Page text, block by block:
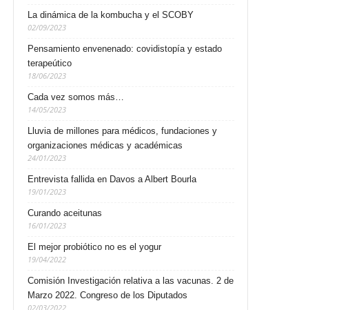
La dinámica de la kombucha y el SCOBY
02/09/2023
Pensamiento envenenado: covidistopía y estado
terapeútico
18/06/2023
Cada vez somos más…
14/05/2023
Lluvia de millones para médicos, fundaciones y
organizaciones médicas y académicas
24/01/2023
Entrevista fallida en Davos a Albert Bourla
19/01/2023
Curando aceitunas
16/01/2023
El mejor probiótico no es el yogur
19/04/2022
Comisión Investigación relativa a las vacunas. 2 de
Marzo 2022. Congreso de los Diputados
02/03/2022